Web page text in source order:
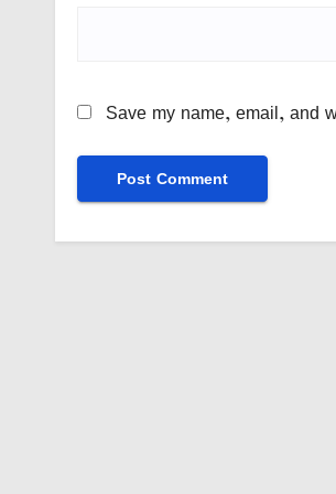
Save my name, email, and